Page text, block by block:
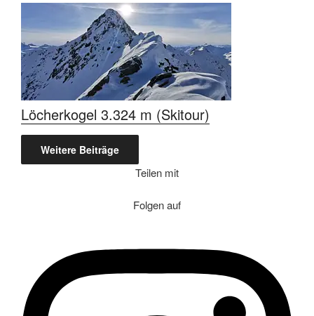
Löcherkogel 3.324 m (Skitour)
Weitere Beiträge
Teilen mit
Folgen auf